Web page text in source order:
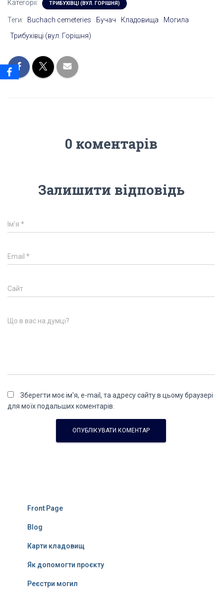
Категорії: ТРИБУХІВЦІ (ВУЛ. ГОРІШНЯ)
Теги: Buchach cemeteries Бучач Кладовища
Могила
Трибухівці (вул. Горішня)
0 коментарів
Залишити відповідь
Ім'я *
Email *
Сайт
Що в вас на думці?
Зберегти моє ім'я, e-mail, та адресу сайту в цьому браузері
для моїх подальших коментарів.
Front Page
Blog
Карти кладовищ
Як допомогти проєкту
Реєстри могил